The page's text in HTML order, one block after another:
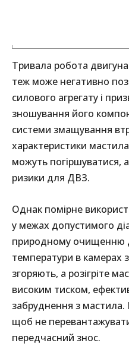
Тривала робота
теж може негативно
силового агрегату і
зношування його
системи змащування
характеристики
можуть погіршуватися,
ризики для ДВЗ.
Однак помірне
у межах допустимого
природному очищенню
температури в камерах
згоряють, а розігріте
високим тиском,
забруднення з
щоб не
передчасний знос.